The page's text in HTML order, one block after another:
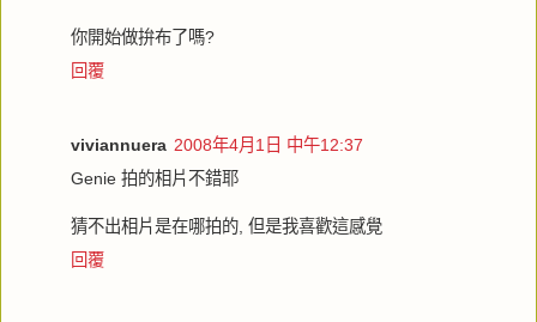
你開始做拚布了嗎?
回覆
viviannuera 2008年4月1日 中午12:37
Genie 拍的相片不錯耶
猜不出相片是在哪拍的, 但是我喜歡這感覺
回覆